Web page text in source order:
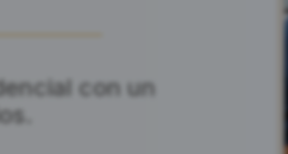
con un